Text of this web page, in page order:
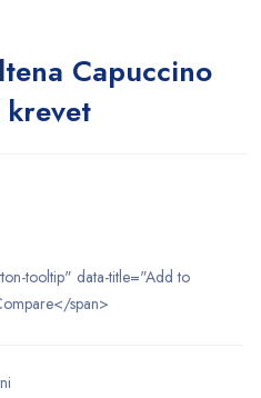
Capuccino
tooltip" data-title="Add to
span>